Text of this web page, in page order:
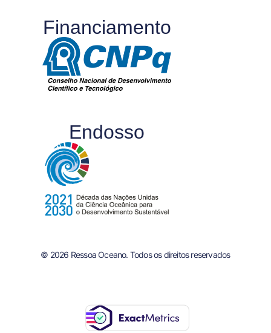
Financiamento
Endosso
© 2026 Ressoa Oceano. Todos os direitos reservados